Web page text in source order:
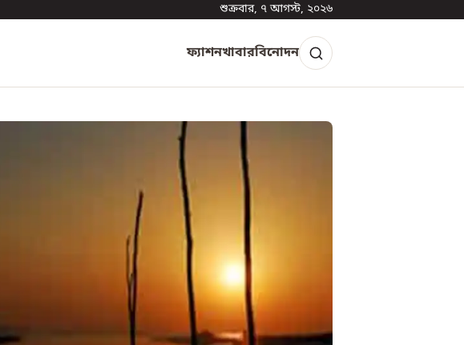
শুক্রবার, ৭ আগস্ট, ২০২৬
ফ্যাশনখাবারবিনোদন